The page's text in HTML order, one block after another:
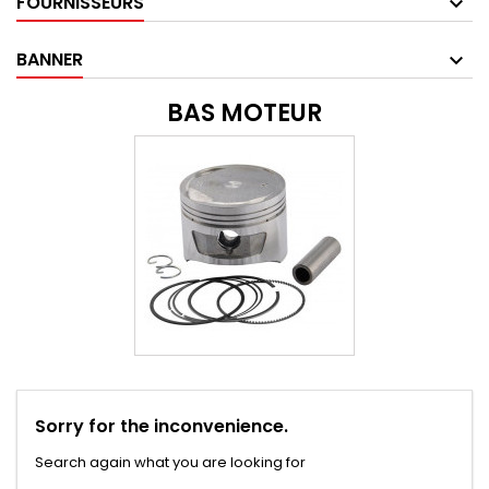
BANNER
BAS MOTEUR
Sorry for the inconvenience.
Search again what you are looking for